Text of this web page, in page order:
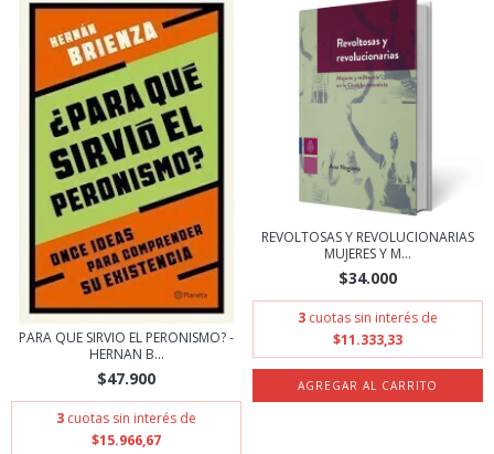
PARA QUE SIRVIO EL PERONISMO? -
HERNAN B...
$47.900
3 cuotas sin interés de
$15.966,67
REVOLTOSAS Y REVOLUCIONARIAS
MUJERES Y M...
$34.000
3 cuotas sin interés de
$11.333,33